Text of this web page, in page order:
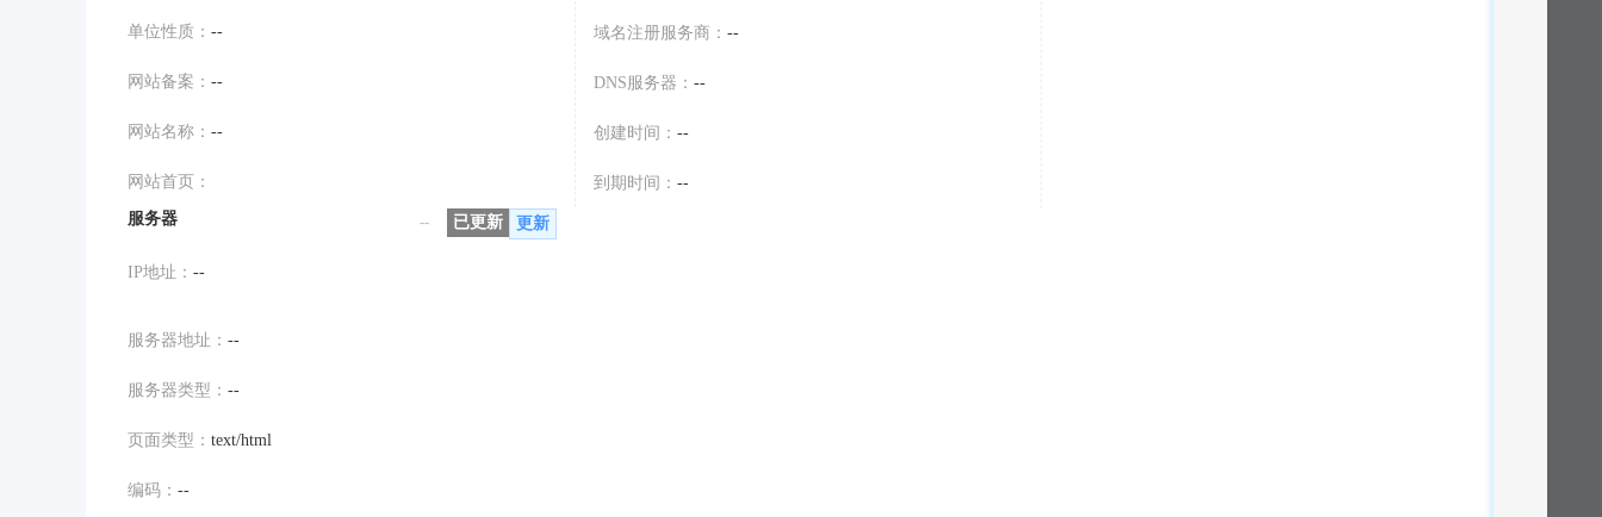
单位性质： --
网站备案： --
网站名称： --
网站首页：
域名注册服务商： --
DNS服务器： --
创建时间： --
到期时间： --
服务器
更新
已更新
--
IP地址： --
服务器地址： --
服务器类型： --
页面类型： text/html
编码： --